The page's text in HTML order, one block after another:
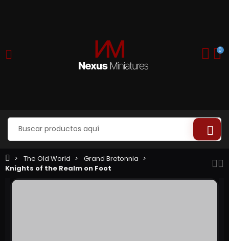
0
The Old World
Grand Bretonnia
Knights of the Realm on Foot